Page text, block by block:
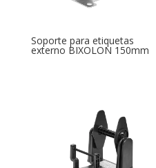
Soporte para etiquetas
externo BIXOLON 150mm